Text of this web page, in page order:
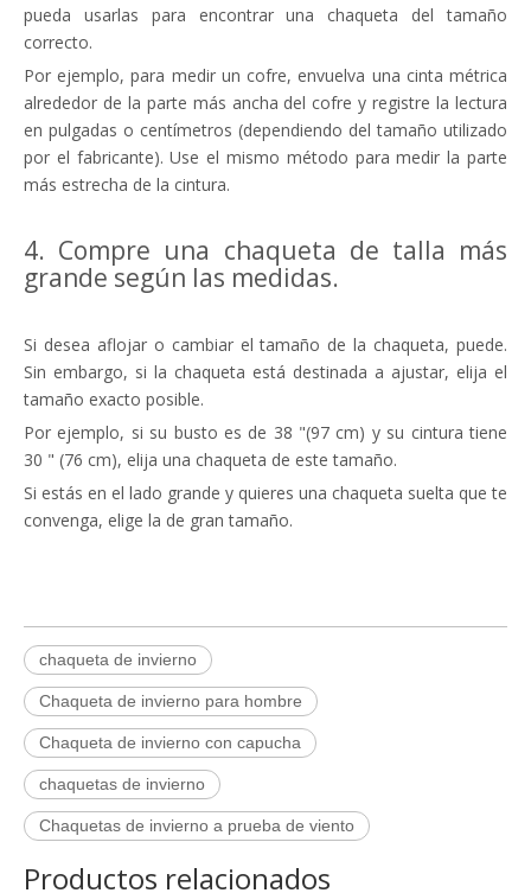
pueda usarlas para encontrar una chaqueta del tamaño
correcto.
Por ejemplo, para medir un cofre, envuelva una cinta métrica
alrededor de la parte más ancha del cofre y registre la lectura
en pulgadas o centímetros (dependiendo del tamaño utilizado
por el fabricante). Use el mismo método para medir la parte
más estrecha de la cintura.
4. Compre una chaqueta de talla más
grande según las medidas.
Si desea aflojar o cambiar el tamaño de la chaqueta, puede.
Sin embargo, si la chaqueta está destinada a ajustar, elija el
tamaño exacto posible.
Por ejemplo, si su busto es de 38 "(97 cm) y su cintura tiene
30 " (76 cm), elija una chaqueta de este tamaño.
Si estás en el lado grande y quieres una chaqueta suelta que te
convenga, elige la de gran tamaño.
chaqueta de invierno
Chaqueta de invierno para hombre
Chaqueta de invierno con capucha
chaquetas de invierno
Chaquetas de invierno a prueba de viento
Productos relacionados